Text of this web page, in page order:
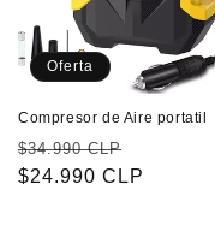
Oferta
Compresor de Aire portatil
Precio
habitual
$34.990 CLP
de
$24.990 CLP